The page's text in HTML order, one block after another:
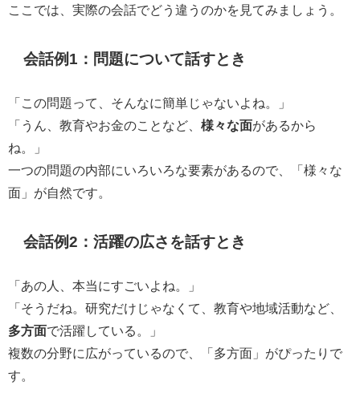
ここでは、実際の会話でどう違うのかを見てみましょう。
会話例1：問題について話すとき
「この問題って、そんなに簡単じゃないよね。」
「うん、教育やお金のことなど、 様々な面があるから
ね。」
一つの問題の内部にいろいろな要素があるので、「様々な
面」が自然です。
会話例2：活躍の広さを話すとき
「あの人、本当にすごいよね。」
「そうだね。研究だけじゃなくて、教育や地域活動など、
多方面で活躍している。」
複数の分野に広がっているので、「多方面」がぴったりで
す。